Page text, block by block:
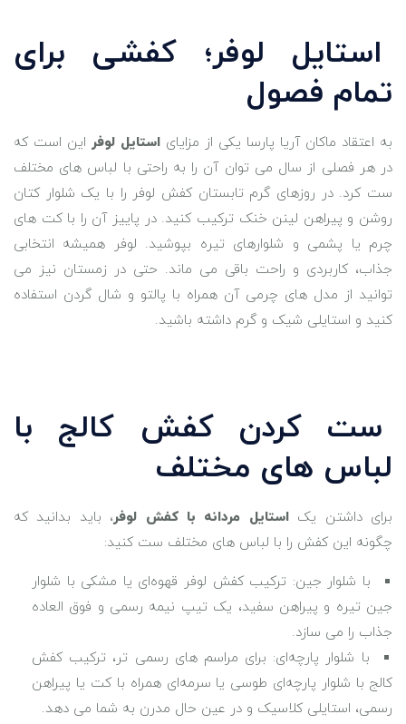
استایل لوفر؛ کفشی برای
تمام فصول
به اعتقاد ماکان آریا پارسا یکی از مزایای استایل لوفر این است که
در هر فصلی از سال می ‌توان آن را به‌ راحتی با لباس‌ های مختلف
ست کرد. در روزهای گرم تابستان کفش لوفر را با یک شلوار کتان
روشن و پیراهن لینن خنک ترکیب کنید. در پاییز آن را با کت ‌های
چرم یا پشمی و شلوارهای تیره بپوشید. لوفر همیشه انتخابی
جذاب، کاربردی و راحت باقی می‌ ماند. حتی در زمستان نیز می
‌توانید از مدل ‌های چرمی آن همراه با پالتو و شال گردن استفاده
کنید و استایلی شیک و گرم داشته باشید.
ست کردن کفش کالج با
لباس‌ های مختلف
برای داشتن یکاستایل مردانه با کفش لوفر، باید بدانید که
چگونه این کفش را با لباس ‌های مختلف ست کنید:
با شلوار جین: ترکیب کفش لوفر قهوه‌ای یا مشکی با شلوار
جین تیره و پیراهن سفید، یک تیپ نیمه‌ رسمی و فوق ‌العاده
جذاب را می ‌سازد.
با شلوار پارچه‌ای: برای مراسم های رسمی ‌تر، ترکیب کفش
کالج با شلوار پارچه‌ای طوسی یا سرمه‌ای همراه با کت یا پیراهن
رسمی، استایلی کلاسیک و در عین حال مدرن به شما می ‌دهد.